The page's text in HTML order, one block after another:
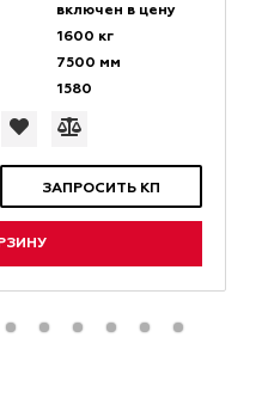
включен в цену
1600 кг
7500 мм
1580
ЗАПРОСИТЬ КП